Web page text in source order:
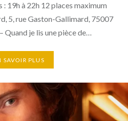
19h à 22h 12 places maximum
5, rue Gaston-Gallimard, 75007
Quand je lis une pièce de…
SAVOIR PLUS